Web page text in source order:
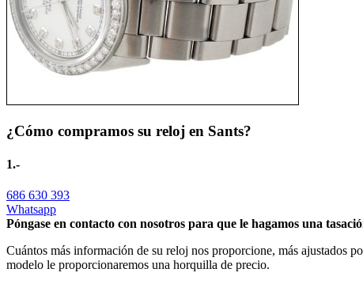
¿Cómo compramos su reloj en Sants?
1.-
686 630 393
Whatsapp
Póngase en contacto con nosotros para que le hagamos una
Cuántos más información de su reloj nos proporcione, más ajustados
modelo le proporcionaremos una horquilla de precio.